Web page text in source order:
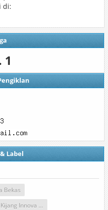
di:
1
Label
Bekas
Harga Kijang Innova Luxury Bekas